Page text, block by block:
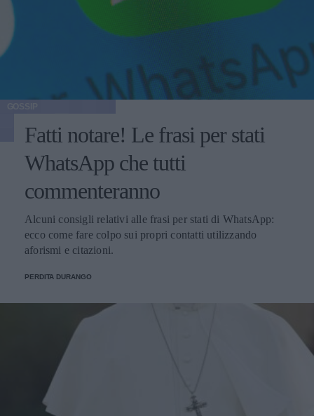
Fatti notare! Le frasi per stati
WhatsApp che tutti
commenteranno
Alcuni consigli relativi alle frasi per stati di WhatsApp:
ecco come fare colpo sui propri contatti utilizzando
aforismi e citazioni.
PERDITA DURANGO